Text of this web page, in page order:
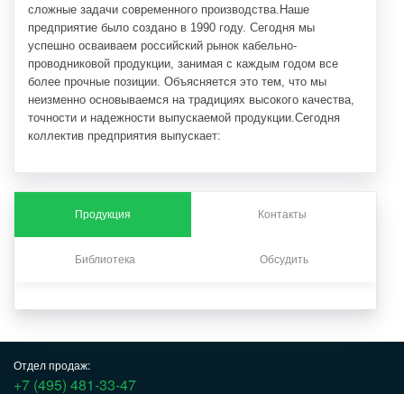
сложные задачи современного производства.Наше
предприятие было создано в 1990 году. Сегодня мы
успешно осваиваем российский рынок кабельно-
проводниковой продукции, занимая с каждым годом все
более прочные позиции. Объясняется это тем, что мы
неизменно основываемся на традициях высокого качества,
точности и надежности выпускаемой продукции.Сегодня
коллектив предприятия выпускает:
кабели для систем охранно-пожарных сигнализаций;
кабели парной скрутки для СКС (LAN-кабели);
провода для электропрогрева бетона;
провода геофизические универсальные.
Мы стремимся делать это лучше других и постоянно ищем
новые пути для оптимального решения задач, связанных с
производством нашей продукции.В числе наших
Продукция Контакты
Библиотека Обсудить
Отдел продаж:
+7 (495) 481-33-47